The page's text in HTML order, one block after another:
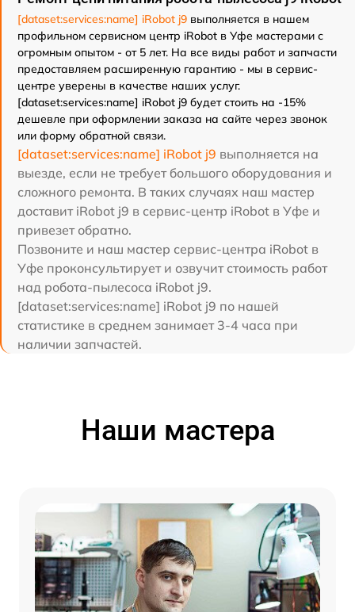
[dataset:services:name] iRobot j9 выполняется в нашем
профильном сервисном центр iRobot в Уфе мастерами с
огромным опытом - от 5 лет. На все виды работ и запчасти
предоставляем расширенную гарантию - мы в сервис-
центре уверены в качестве наших услуг.
[dataset:services:name] iRobot j9 будет стоить на -15%
дешевле при оформлении заказа на сайте через звонок
или форму обратной связи.
[dataset:services:name] iRobot j9 выполняется на
выезде, если не требует большого оборудования и
сложного ремонта. В таких случаях наш мастер
доставит iRobot j9 в сервис-центр iRobot в Уфе и
привезет обратно.
Позвоните и наш мастер сервис-центра iRobot в
Уфе проконсультирует и озвучит стоимость работ
над робота-пылесоса iRobot j9.
[dataset:services:name] iRobot j9 по нашей
статистике в среднем занимает 3-4 часа при
наличии запчастей.
Наши мастера